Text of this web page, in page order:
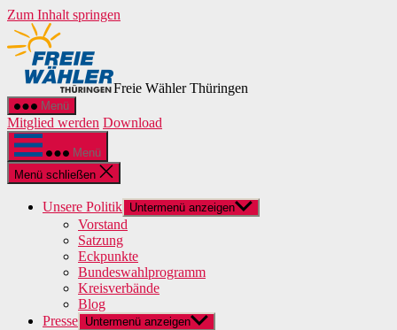
Zum Inhalt springen
Freie Wähler Thüringen
Menü
Mitglied werden Download
Menü
Menü schließen
Unsere Politik Untermenü anzeigen
Vorstand
Satzung
Eckpunkte
Bundeswahlprogramm
Kreisverbände
Blog
Presse Untermenü anzeigen